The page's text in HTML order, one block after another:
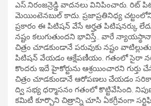
ఎస్.నిరంజన్రెడ్డి వాదనలు వినిపించారు. రిట్
మెయింటెనబుల్ కాదు. ప్రజాప్రతినిధ్య చట్టంలోని
ప్రకారం ఈ పిటిషన్ వేసే అర్హత పిటిషనర్కు
నష్టం కలుగుతుందని భావిస్తే.. వారే
చిత్రం చూడకుండానే పరువుకు నష్టం
పిటిషన్ వేయడం ఆక్షేపణీయం. గతంలో సైరా
కొందరు ఇదే హైకోర్టును ఆశ్రయించారని గుర్తు
చిత్రం చూడకుండానే ఆరోపణలు చేయడం
ద్వి సభ్య ధర్మాసనం గతంలో కొట్టివేసింది.
కమిటీ కూర్చొని చిత్రాన్ని చూసి ఏకగ్రీవంగా